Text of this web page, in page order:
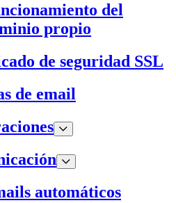
del
propio
de seguridad SSL
de email
automáticos